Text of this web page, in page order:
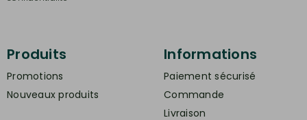
Produits
Promotions
Nouveaux produits
Informations
Paiement sécurisé
Commande
Livraison